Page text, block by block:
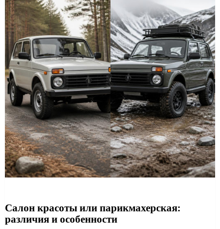
Салон красоты или парикмахерская:
различия и особенности